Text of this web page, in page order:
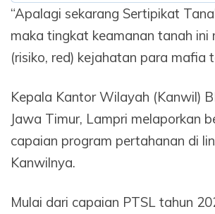
“Apalagi sekarang Sertipikat
maka tingkat keamanan tanah ini
(risiko, red) kejahatan para mafia
Kepala Kantor Wilayah (Kanwil)
Jawa Timur, Lampri melaporkan
capaian program pertahanan di
Kanwilnya.
Mulai dari capaian PTSL tahun